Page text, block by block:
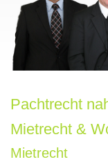
Pachtrecht
Mietrecht &
Mietrecht